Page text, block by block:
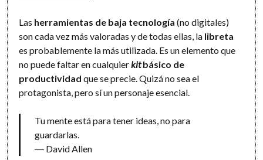
Las herramientas de baja tecnología (no digitales)
son cada vez más valoradas y de todas ellas, la libreta
es probablemente la más utilizada. Es un elemento que
no puede faltar en cualquier kitbásico de
productividad que se precie. Quizá no sea el
protagonista, pero sí un personaje esencial.
Tu mente está para tener ideas, no para
guardarlas.
― David Allen